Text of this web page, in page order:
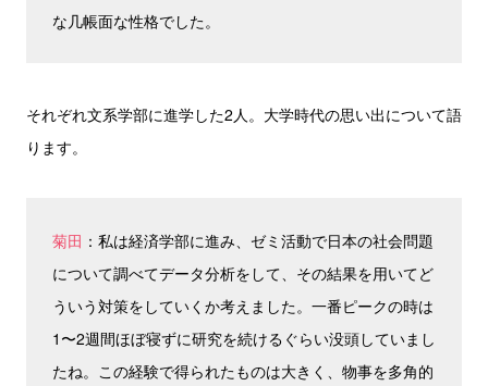
な几帳面な性格でした。
それぞれ文系学部に進学した2人。大学時代の思い出について語
ります。
菊田 ：私は経済学部に進み、ゼミ活動で日本の社会問題
について調べてデータ分析をして、その結果を用いてど
ういう対策をしていくか考えました。一番ピークの時は
1〜2週間ほぼ寝ずに研究を続けるぐらい没頭していまし
たね。この経験で得られたものは大きく、物事を多角的